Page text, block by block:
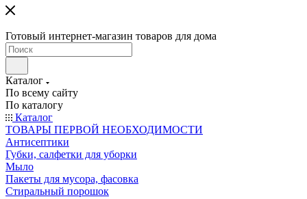
Готовый интернет-магазин товаров для дома
Каталог
По всему сайту
По каталогу
Каталог
ТОВАРЫ ПЕРВОЙ НЕОБХОДИМОСТИ
Антисептики
Губки, салфетки для уборки
Мыло
Пакеты для мусора, фасовка
Стиральный порошок